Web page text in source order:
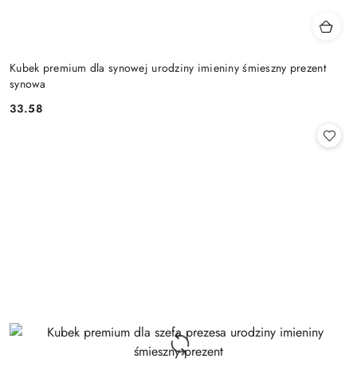
Kubek premium dla synowej urodziny imieniny śmieszny prezent
synowa
Cena:
33.58